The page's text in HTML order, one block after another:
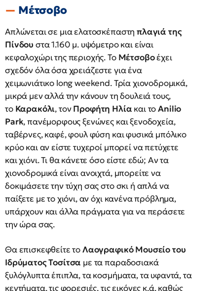
Μέτσοβο
Απλώνεται σε μια ελατοσκέπαστηπλαγιά της
Πίνδου στα 1.160 μ. υψόμετρο και είναι
κεφαλοχώρι της περιοχής. Το Μέτσοβοέχει
σχεδόν όλα όσα χρειάζεστε για ένα
χειμωνιάτικο long weekend. Τρία χιονοδρομικά,
μικρά μεν αλλά την κάνουν τη δουλειά τους,
το Καρακόλι, τονΠροφήτη Ηλία και τοAnilio
Park, πανέμορφους ξενώνες και ξενοδοχεία,
ταβέρνες, καφέ, φουλ φύση και φυσικά μπόλικο
κρύο και αν είστε τυχεροί μπορεί να πετύχετε
και χιόνι. Τι θα κάνετε όσο είστε εδώ; Αν τα
χιονοδρομικά είναι ανοιχτά, μπορείτε να
δοκιμάσετε την τύχη σας στο σκι ή απλά να
παίξετε με το χιόνι, αν όχι κανένα πρόβλημα,
υπάρχουν και άλλα πράγματα για να περάσετε
την ώρα σας.
Θα επισκεφθείτε τοΛαογραφικό Μουσείο του
Ιδρύματος Τοσίτσα με τα παραδοσιακά
ξυλόγλυπτα έπιπλα, τα κοσμήματα, τα υφαντά, τα
κεντήματα, τις φορεσιές, τις εικόνες κ.ά. καθώς